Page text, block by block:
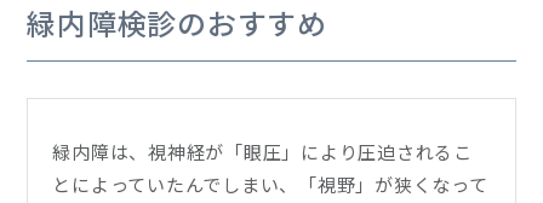
緑内障検診のおすすめ
緑内障は、視神経が「眼圧」により圧迫されるこ
とによっていたんでしまい、「視野」が狭くなって